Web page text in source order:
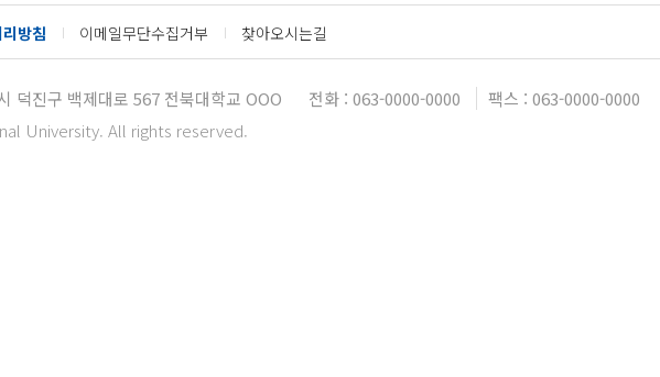
방침 이메일무단수집거부 찾아오시는길
덕진구 백제대로 567 전북대학교 OOO 전화 : 063-0000-0000
팩스 : 063-0000-0000
University. All rights reserved.